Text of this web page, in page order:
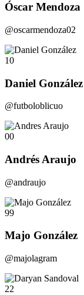
Óscar Mendoza
@oscarmendoza02
10
Daniel González
@futboloblicuo
00
Andrés Araujo
@andraujo
99
Majo González
@majolagram
22